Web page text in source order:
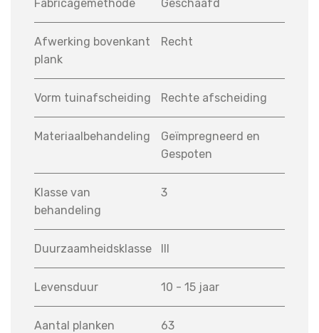
Fabricagemethode Geschaafd
Afwerking bovenkant
plank
Recht
Vorm tuinafscheiding Rechte afscheiding
Materiaalbehandeling
Geïmpregneerd en
Gespoten
Klasse van
behandeling
3
Duurzaamheidsklasse III
Levensduur 10 - 15 jaar
Aantal planken 63